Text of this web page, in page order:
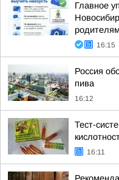
Главное
16:15
Россия
пива
16:12
Тест-
16:11